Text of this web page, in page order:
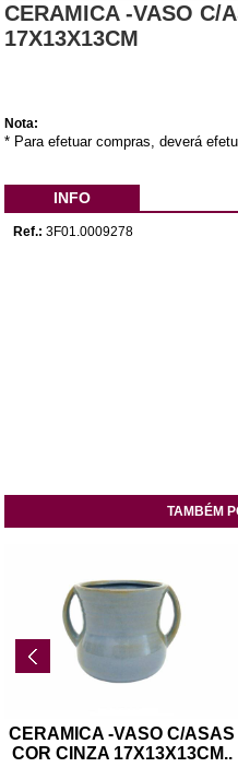
CERAMICA -VASO C/
17X13X13CM
Nota:
* Para efetuar compras, deverá
INFO
Ref.: 3F01.0009278
TAMBÉM
CERAMICA -VASO C/ASAS
COR CINZA 17X13X13CM..